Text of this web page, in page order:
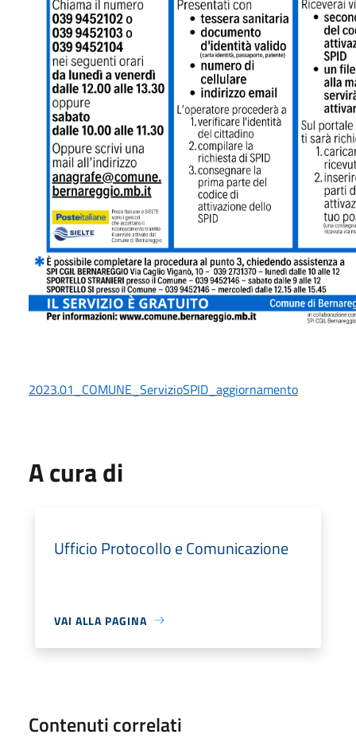
2023.01_COMUNE_ServizioSPID_aggiornamento
A cura di
Ufficio Protocollo e Comunicazione
VAI ALLA PAGINA
Contenuti correlati